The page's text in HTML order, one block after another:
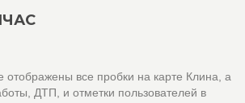
отображены все пробки на карте Клина, а
ДТП, и отметки пользователей в